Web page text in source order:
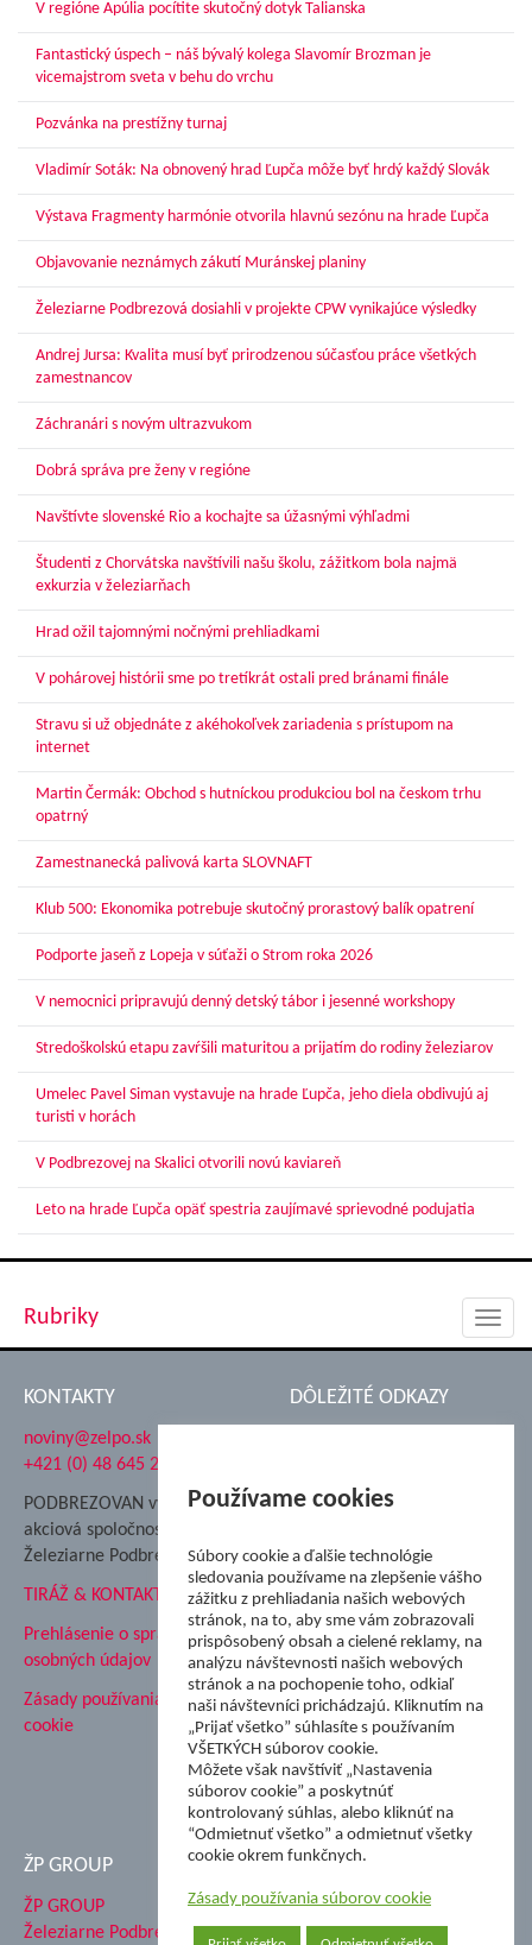
V regióne Apúlia pocítite skutočný dotyk Talianska
Fantastický úspech – náš bývalý kolega Slavomír Brozman je
vicemajstrom sveta v behu do vrchu
Pozvánka na prestížny turnaj
Vladimír Soták: Na obnovený hrad Ľupča môže byť hrdý každý Slovák
Výstava Fragmenty harmónie otvorila hlavnú sezónu na hrade Ľupča
Objavovanie neznámych zákutí Muránskej planiny
Železiarne Podbrezová dosiahli v projekte CPW vynikajúce výsledky
Andrej Jursa: Kvalita musí byť prirodzenou súčasťou práce všetkých
zamestnancov
Záchranári s novým ultrazvukom
Dobrá správa pre ženy v regióne
Navštívte slovenské Rio a kochajte sa úžasnými výhľadmi
Študenti z Chorvátska navštívili našu školu, zážitkom bola najmä
exkurzia v železiarňach
Hrad ožil tajomnými nočnými prehliadkami
V pohárovej histórii sme po tretíkrát ostali pred bránami finále
Stravu si už objednáte z akéhokoľvek zariadenia s prístupom na
internet
Martin Čermák: Obchod s hutníckou produkciou bol na českom trhu
opatrný
Zamestnanecká palivová karta SLOVNAFT
Klub 500: Ekonomika potrebuje skutočný prorastový balík opatrení
Podporte jaseň z Lopeja v súťaži o Strom roka 2026
V nemocnici pripravujú denný detský tábor i jesenné workshopy
Stredoškolskú etapu zavŕšili maturitou a prijatím do rodiny železiarov
Umelec Pavel Siman vystavuje na hrade Ľupča, jeho diela obdivujú aj
turisti v horách
V Podbrezovej na Skalici otvorili novú kaviareň
Leto na hrade Ľupča opäť spestria zaujímavé sprievodné podujatia
Rubriky
KONTAKTY
noviny@zelpo.sk
+421 (0) 48 645 2711
PODBREZOVAN vydáva
akciová spoločnosť
Železiarne Podbrezová
TIRÁŽ & KONTAKT
Prehlásenie o spracovaní
osobných údajov
Zásady používania súborov
cookie
DÔLEŽITÉ ODKAZY
Nadácia Železiarne
ŽP Informatika s.r.o.
ŠK Železiarne Podbrezová
Tále a.s.
ŽP GROUP
ŽP GROUP
Železiarne Podbrezová a.s.
Používame cookies
Súbory cookie a ďalšie technológie
sledovania používame na zlepšenie vášho
zážitku z prehliadania našich webových
stránok, na to, aby sme vám zobrazovali
prispôsobený obsah a cielené reklamy, na
analýzu návštevnosti našich webových
stránok a na pochopenie toho, odkiaľ
naši návštevníci prichádzajú. Kliknutím na
„Prijať všetko” súhlasíte s používaním
VŠETKÝCH súborov cookie.
Môžete však navštíviť „Nastavenia
súborov cookie” a poskytnúť
kontrolovaný súhlas, alebo kliknúť na
“Odmietnuť všetko” a odmietnuť všetky
cookie okrem funkčnych.
Zásady používania súborov cookie